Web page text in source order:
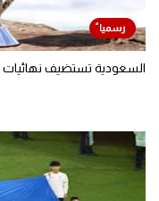
السعودية تستضيف نهائيات 3 نسخ من دوري أبطال آسيا للنخبة